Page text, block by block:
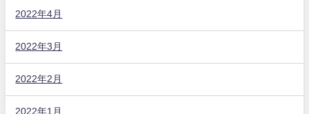
2022年4月
2022年3月
2022年2月
2022年1月